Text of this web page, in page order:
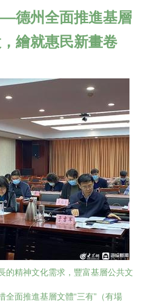
德州全面推進基層
繪就惠民新畫卷
的精神文化需求，豐富基層公共文
全面推進基層文體“三有”（有場